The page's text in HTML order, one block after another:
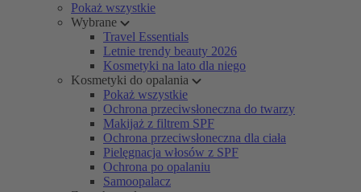
Pokaż wszystkie
Wybrane
Travel Essentials
Letnie trendy beauty 2026
Kosmetyki na lato dla niego
Kosmetyki do opalania
Pokaż wszystkie
Ochrona przeciwsłoneczna do twarzy
Makijaż z filtrem SPF
Ochrona przeciwsłoneczna dla ciała
Pielęgnacja włosów z SPF
Ochrona po opalaniu
Samoopalacz